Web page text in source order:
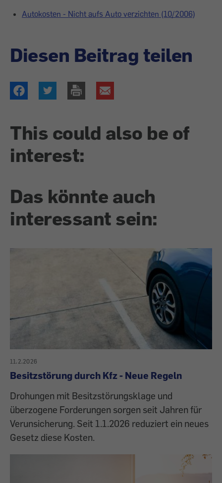
Autokosten - Nicht aufs Auto verzichten (10/2006)
Diesen Beitrag teilen
This could also be of
interest:
Das könnte auch
interessant sein:
11.2.2026
Besitzstörung durch Kfz - Neue Regeln
Drohungen mit Besitzstörungsklage und
überzogene Forderungen sorgen seit Jahren für
Verunsicherung. Seit 1.1.2026 reduziert ein neues
Gesetz diese Kosten.